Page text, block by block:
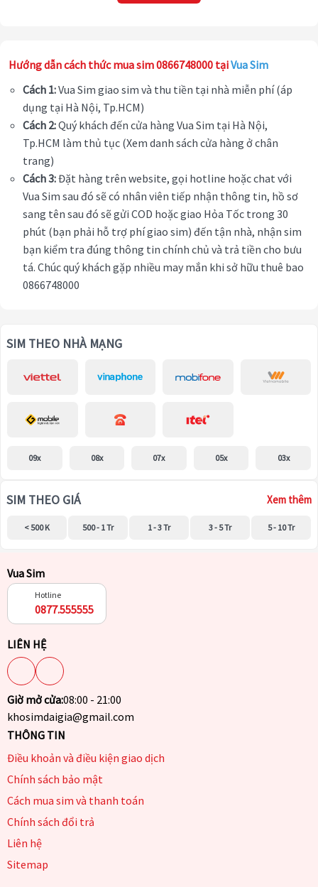
Hướng dẫn cách thức mua sim 0866748000 tạiVua Sim
Cách 1:Vua Sim giao sim và thu tiền tại nhà miễn phí (áp
dụng tại Hà Nội, Tp.HCM)
Cách 2:Quý khách đến cửa hàng Vua Sim tại Hà Nội,
Tp.HCM làm thủ tục (Xem danh sách cửa hàng ở chân
trang)
Cách 3:Đặt hàng trên website, gọi hotline hoặc chat với
Vua Sim sau đó sẽ có nhân viên tiếp nhận thông tin, hồ sơ
sang tên sau đó sẽ gửi COD hoặc giao Hỏa Tốc trong 30
phút (bạn phải hỗ trợ phí giao sim) đến tận nhà, nhận sim
bạn kiểm tra đúng thông tin chính chủ và trả tiền cho bưu
tá. Chúc quý khách gặp nhiều may mắn khi sở hữu thuê bao
0866748000
SIM THEO NHÀ MẠNG
09x 08x 07x 05x 03x
SIM THEO GIÁ Xem thêm
< 500 K 500 - 1 Tr 1 - 3 Tr 3 - 5 Tr 5 - 10 Tr
Vua Sim
Hotline
0877.555555
LIÊN HỆ
Giờ mở cửa:08:00 - 21:00
khosimdaigia@gmail.com
THÔNG TIN
Điều khoản và điều kiện giao dịch
Chính sách bảo mật
Cách mua sim và thanh toán
Chính sách đổi trả
Liên hệ
Sitemap